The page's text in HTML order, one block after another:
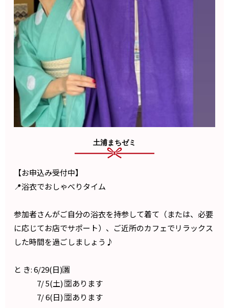
土浦まちゼミ
【お申込み受付中】
📍浴衣でおしゃべりタイム
参加者さんがご自分の浴衣を持参して着て（または、必要
に応じてお店でサポート）、ご近所のカフェでリラックス
した時間を過ごしましょう♪
と き: 6/29(日)🈵
7/ 5(土) 🈳あります
7/ 6(日) 🈳あります